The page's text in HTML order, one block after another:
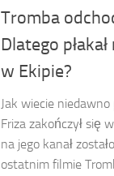
Tromba
Dlatego
w Ekipie?
Jak wiecie
Friza zakończył się
na jego kanał
ostatnim filmie